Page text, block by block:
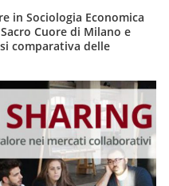
in Sociologia Economica
Cuore di Milano e
comparativa delle